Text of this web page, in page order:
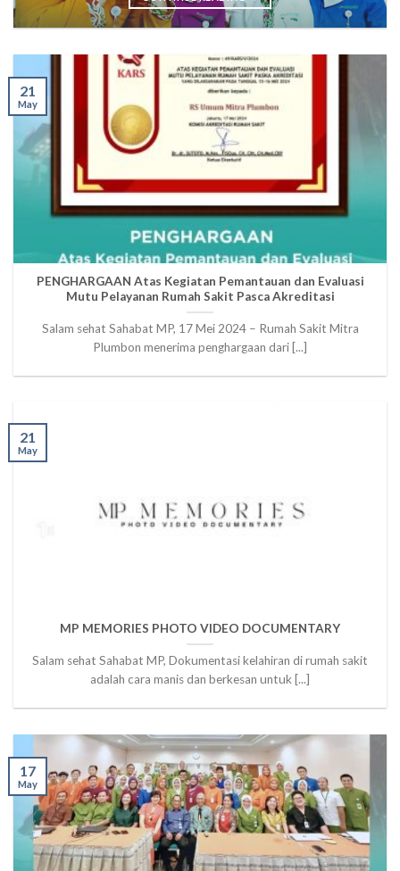
PENGHARGAAN Atas Kegiatan Pemantauan dan Evaluasi
Mutu Pelayanan Rumah Sakit Pasca Akreditasi
Salam sehat Sahabat MP, 17 Mei 2024 – Rumah Sakit Mitra
Plumbon menerima penghargaan dari [...]
21
May
MP MEMORIES PHOTO VIDEO DOCUMENTARY
Salam sehat Sahabat MP, Dokumentasi kelahiran di rumah sakit
adalah cara manis dan berkesan untuk [...]
21
May
17
May